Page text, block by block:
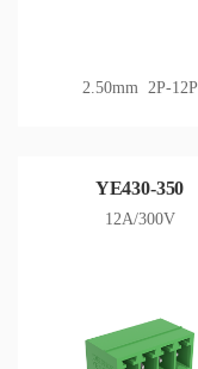
2.50mm 2P-12P
YE430-350
12A/300V